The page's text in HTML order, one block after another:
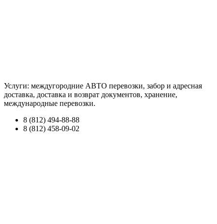
Услуги: междугородние АВТО перевозки, забор и адресная
доставка, доставка и возврат документов, хранение,
международные перевозки.
8 (812) 494-88-88
8 (812) 458-09-02